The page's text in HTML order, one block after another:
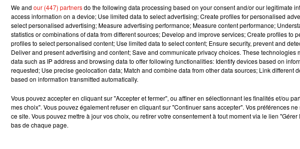
Educ’action, SNALC, SUD Education, SNCL-FAEN dénonce les conditions
à plus de fermeté. Les syndicats regrettent en effet un protocole sanitaire
en région, ce mardi 10 novembre. Notamment à Tours (Indre-et-Loire), à
préfecture à Sens (Yonne), 10h30 devant le palais de justice de Saintes (Charente-
au Mans (Sarthe).
(Vienne) à 13h, 14h place de Verdun à La Rochelle (Charente-Maritime) ou
Ou encore à 14h devant les bureaux de l’inspection académique du
académique à Auxerre (Yonne).
We and our (447) partnersdo the following data processing based on your consent and/or our legitimate
access information on a device; Use limited data to select advertising; Create profiles for personalised
select personalised advertising; Measure advertising performance; Measure content performance;
statistics or combinations of data from different sources; Develop and improve services; Create profiles to
profiles to select personalised content; Use limited data to select content; Ensure security, prevent and
Deliver and present advertising and content; Save and communicate privacy choices. These technologies
data such as IP address and browsing data to offer following functionalities: Identify devices based on
requested; Use precise geolocation data; Match and combine data from other data sources; Link different
based on information transmitted automatically.
Vous pouvez accepter en cliquant sur "Accepter et fermer", ou affiner en sélectionnant les finalités et/ou
mes choix". Vous pouvez également refuser en cliquant sur "Continuer sans accepter". Vos préférences
ce site. Vous pouvez mettre à jour vos choix, ou retirer votre consentement à tout moment via le lien
bas de chaque page.